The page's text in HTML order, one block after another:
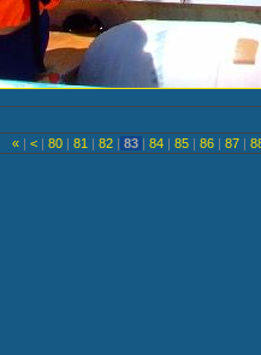
« | < | 80 | 81 | 82 | 83 | 84 | 85 | 86 | 87 |